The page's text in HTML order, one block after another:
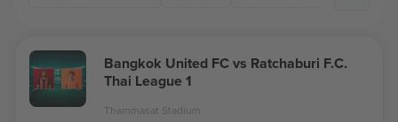
Bangkok United FC vs Ratchaburi F.C.
Thai League 1
Thammasat Stadium